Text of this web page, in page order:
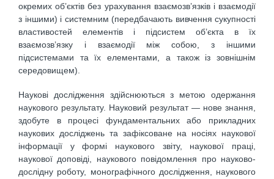
окремих об’єктів без урахування взаємозв’язків і взаємодії
з іншими) і системним (передбачають вивчення сукупності
властивостей елементів і підсистем об’єкта в їх
взаємозв’язку і взаємодії між собою, з іншими
підсистемами та їх елементами, а також із зовнішнім
середовищем).
Наукові дослідження здійснюються з метою одержання
наукового результату. Науковий результат — нове знання,
здобуте в процесі фундаментальних або прикладних
наукових досліджень та зафіксоване на носіях наукової
інформації у формі наукового звіту, наукової праці,
наукової доповіді, наукового повідомлення про науково-
дослідну роботу, монографічного дослідження, наукового